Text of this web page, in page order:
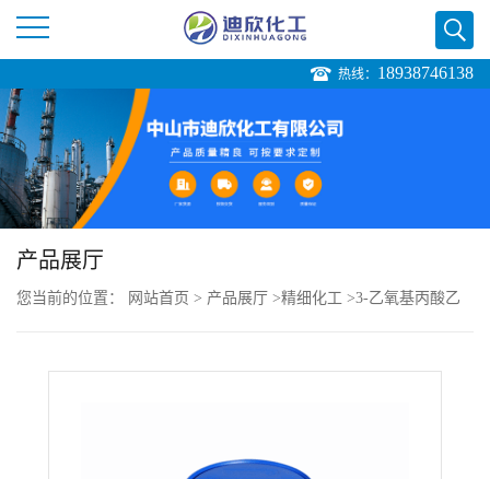
司
首
页
公
热线： 18938746138
产品展厅
您当前的位置： 网站首页 > 产品展厅 >精细化工 >3-乙氧基丙酸乙